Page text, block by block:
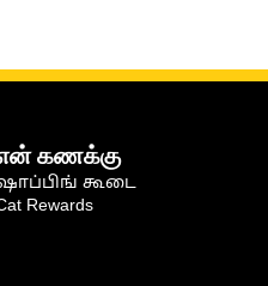
கணக்கு
கூடை
Rewards